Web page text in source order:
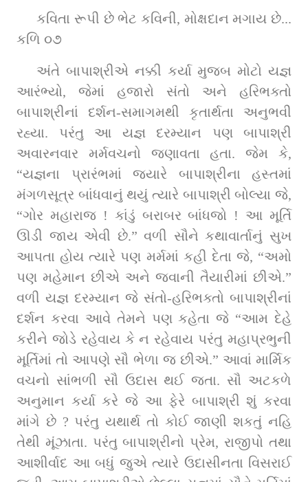
કવિતા રૂપી છે ભેટ કવિની, મોક્ષદાન મગાય છે...
કળિ ૦૭
અંતે બાપાશ્રીએ નક્કી કર્યા મુજબ મોટો યજ્ઞ
આરંભ્યો, જેમાં હજારો સંતો અને હરિભક્તો
બાપાશ્રીનાં દર્શન-સમાગમથી કૃતાર્થતા અનુભવી
રહ્યા. પરંતુ આ યજ્ઞ દરમ્યાન પણ બાપાશ્રી
અવારનવાર મર્મવચનો જણાવતા હતા. જેમ કે,
“યજ્ઞના પ્રારંભમાં જ્યારે બાપાશ્રીના હસ્તમાં
મંગળસૂત્ર બાંધવાનું થયું ત્યારે બાપાશ્રી બોલ્યા જે,
“ગોર મહારાજ ! કાંડું બરાબર બાંધજો ! આ મૂર્તિ
ઊડી જાય એવી છે.” વળી સૌને કથાવાર્તાનું સુખ
આપતા હોય ત્યારે પણ મર્મમાં કહી દેતા જે, “અમો
પણ મહેમાન છીએ અને જવાની તૈયારીમાં છીએ.”
વળી યજ્ઞ દરમ્યાન જે સંતો-હરિભક્તો બાપાશ્રીનાં
દર્શન કરવા આવે તેમને પણ કહેતા જે “આમ દેહે
કરીને જોડે રહેવાય કે ન રહેવાય પરંતુ મહાપ્રભુની
મૂર્તિમાં તો આપણે સૌ ભેળા જ છીએ.” આવાં માર્મિક
વચનો સાંભળી સૌ ઉદાસ થઈ જતા. સૌ અટકળે
અનુમાન કર્યા કરે જે આ ફેરે બાપાશ્રી શું કરવા
માંગે છે ? પરંતુ યથાર્થ તો કોઈ જાણી શકતું નહિ
તેથી મૂંઝાતા. પરંતુ બાપાશ્રીનો પ્રેમ, રાજીપો તથા
આશીર્વાદ આ બધું જુએ ત્યારે ઉદાસીનતા વિસરાઈ